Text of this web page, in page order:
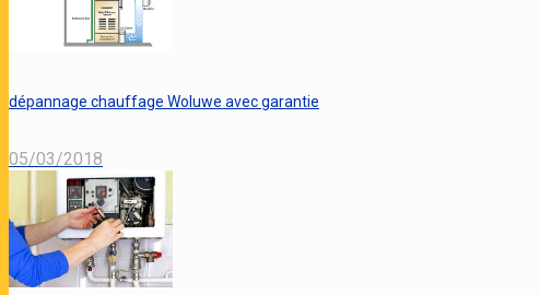
dépannage chauffage Woluwe avec garantie
05/03/2018